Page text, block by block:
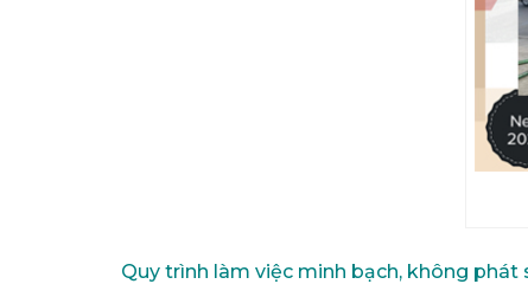
Quy trình làm việc minh bạch, không phát